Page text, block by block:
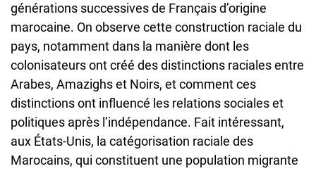
générations successives de Français d’origine
marocaine. On observe cette construction raciale du
pays, notamment dans la manière dont les
colonisateurs ont créé des distinctions raciales entre
Arabes, Amazighs et Noirs, et comment ces
distinctions ont influencé les relations sociales et
politiques après l’indépendance. Fait intéressant,
aux États-Unis, la catégorisation raciale des
Marocains, qui constituent une population migrante